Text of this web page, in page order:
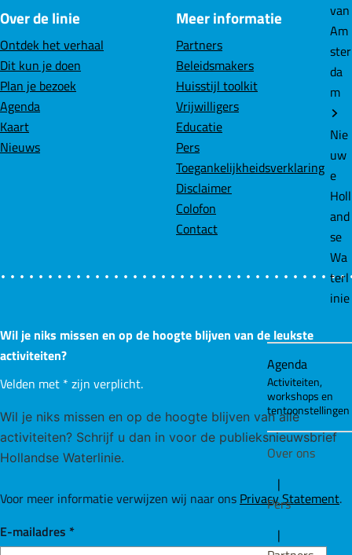
van
Am
ster
da
m
Nie
uw
e
Holl
and
se
Wa
terl
inie
Agenda
Activiteiten,
workshops en
tentoonstellingen
Over ons
|
Pers
|
Over de linie
Ontdek het verhaal
Dit kun je doen
Plan je bezoek
Agenda
Kaart
Nieuws
Meer informatie
Partners
Beleidsmakers
Huisstijl toolkit
Vrijwilligers
Educatie
Pers
Toegankelijkheidsverklaring
Disclaimer
Colofon
Contact
Wil je niks missen en op de hoogte blijven van de leukste
activiteiten?
Velden met * zijn verplicht.
Wil je niks missen en op de hoogte blijven van alle
activiteiten? Schrijf u dan in voor de publieksnieuwsbrief
Hollandse Waterlinie.
Voor meer informatie verwijzen wij naar ons Privacy Statement.
E-mailadres *